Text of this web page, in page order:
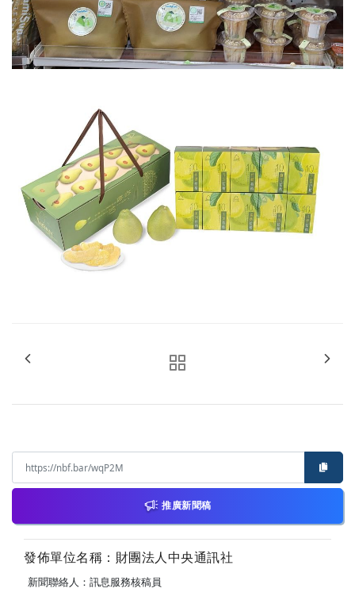
推廣新聞稿
發佈單位名稱：財團法人中央通訊社
新聞聯絡人：訊息服務核稿員